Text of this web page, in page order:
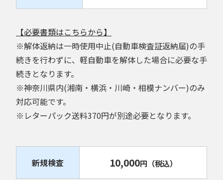
【必要書類はこちらから】
※解体返納は一時使用中止(自動車検査証返納届)の手
続きを行わずに、軽自動車を解体した場合に必要な手
続きとなります。
※神奈川県内(湘南・横浜・川崎・相模ナンバー)のみ
対応可能です。
※レターパック送料370円が別途必要となります。
新規検査 10,000円 （税込）